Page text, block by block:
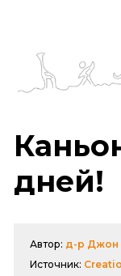
дней!
Автор: д-р Джон
Источник: